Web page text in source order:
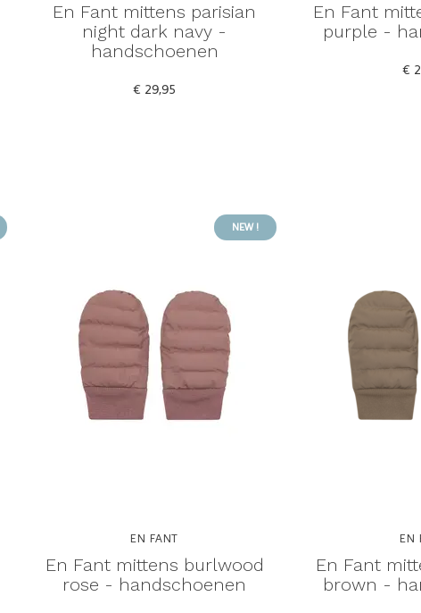
En Fant mittens parisian
night dark navy -
handschoenen
€ 29,95
En Fant
purple -
€
NEW !
EN FANT
En Fant mittens burlwood
rose - handschoenen
EN
En Fant
brown -